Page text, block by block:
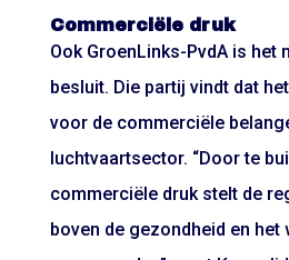
Commerciële druk
Ook GroenLinks-PvdA is het
besluit. Die partij vindt dat
voor de commerciële
luchtvaartsector. “Door te
commerciële druk stelt de
boven de gezondheid en het